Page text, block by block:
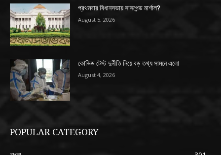
প্রথমবার বিধানসভায় সাসপেন্ড মার্শাল?
August 5, 2026
কোভিড টেস্ট দুর্নীতি নিয়ে বড় তথ্য সামনে এলো
August 4, 2026
POPULAR CATEGORY